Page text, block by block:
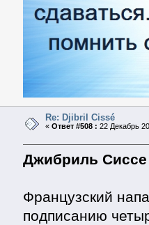
Re: Djibril Cissé
«Ответ #508 : 22 Декабрь
Джибриль
Французский
подписанию